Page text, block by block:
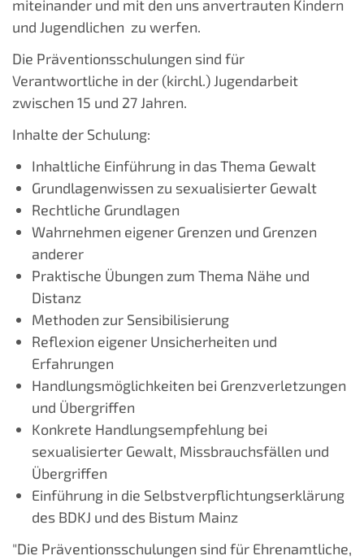
miteinander und mit den uns anvertrauten Kindern
und Jugendlichen zu werfen.
Die Präventionsschulungen sind für
Verantwortliche in der (kirchl.) Jugendarbeit
zwischen 15 und 27 Jahren.
Inhalte der Schulung:
Inhaltliche Einführung in das Thema Gewalt
Grundlagenwissen zu sexualisierter Gewalt
Rechtliche Grundlagen
Wahrnehmen eigener Grenzen und Grenzen
anderer
Praktische Übungen zum Thema Nähe und
Distanz
Methoden zur Sensibilisierung
Reflexion eigener Unsicherheiten und
Erfahrungen
Handlungsmöglichkeiten bei Grenzverletzungen
und Übergriffen
Konkrete Handlungsempfehlung bei
sexualisierter Gewalt, Missbrauchsfällen und
Übergriffen
Einführung in die Selbstverpflichtungserklärung
des BDKJ und des Bistum Mainz
"Die Präventionsschulungen sind für Ehrenamtliche,